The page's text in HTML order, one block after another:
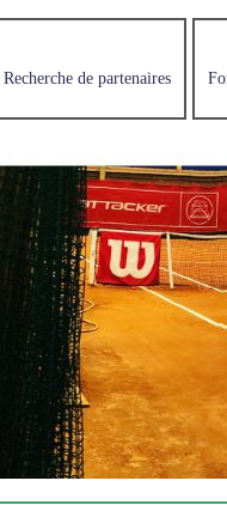
Recherche de partenaires